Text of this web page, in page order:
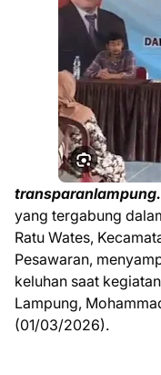
yang tergabung
Ratu Wates,
Pesawaran,
keluhan saat
Lampung,
(01/03/2026).